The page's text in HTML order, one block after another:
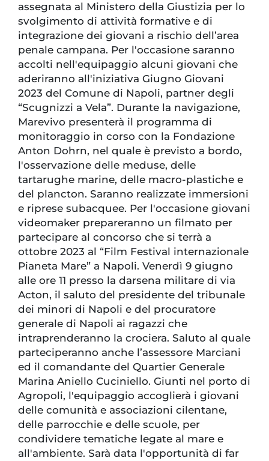
assegnata al Ministero della Giustizia per lo
svolgimento di attività formative e di
integrazione dei giovani a rischio dell’area
penale campana. Per l'occasione saranno
accolti nell'equipaggio alcuni giovani che
aderiranno all'iniziativa Giugno Giovani
2023 del Comune di Napoli, partner degli
“Scugnizzi a Vela”. Durante la navigazione,
Marevivo presenterà il programma di
monitoraggio in corso con la Fondazione
Anton Dohrn, nel quale è previsto a bordo,
l'osservazione delle meduse, delle
tartarughe marine, delle macro-plastiche e
del plancton. Saranno realizzate immersioni
e riprese subacquee. Per l'occasione giovani
videomaker prepareranno un filmato per
partecipare al concorso che si terrà a
ottobre 2023 al “Film Festival internazionale
Pianeta Mare” a Napoli. Venerdì 9 giugno
alle ore 11 presso la darsena militare di via
Acton, il saluto del presidente del tribunale
dei minori di Napoli e del procuratore
generale di Napoli ai ragazzi che
intraprenderanno la crociera. Saluto al quale
parteciperanno anche l’assessore Marciani
ed il comandante del Quartier Generale
Marina Aniello Cuciniello. Giunti nel porto di
Agropoli, l'equipaggio accoglierà i giovani
delle comunità e associazioni cilentane,
delle parrocchie e delle scuole, per
condividere tematiche legate al mare e
all'ambiente. Sarà data l'opportunità di far